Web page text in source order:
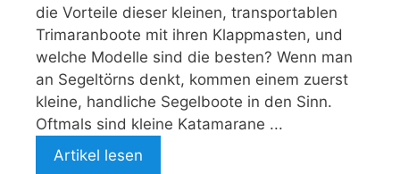
die Vorteile dieser kleinen, transportablen
Trimaranboote mit ihren Klappmasten, und
welche Modelle sind die besten? Wenn man
an Segeltörns denkt, kommen einem zuerst
kleine, handliche Segelboote in den Sinn.
Oftmals sind kleine Katamarane ...
Artikel lesen